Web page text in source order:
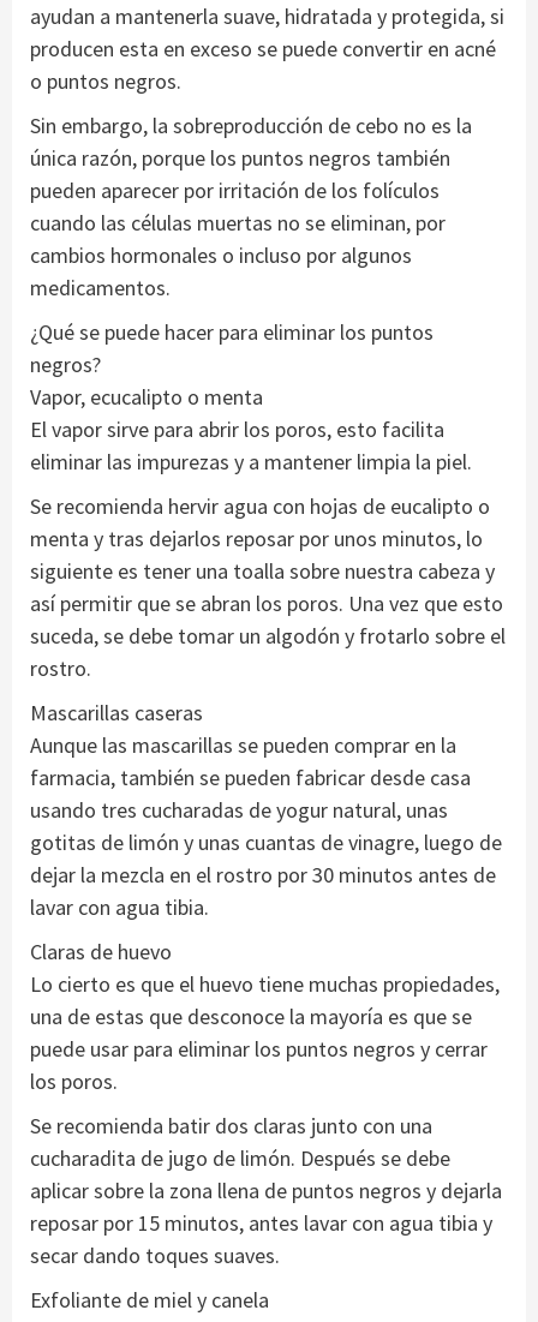
ayudan a mantenerla suave, hidratada y protegida, si
producen esta en exceso se puede convertir en acné
o puntos negros.
Sin embargo, la sobreproducción de cebo no es la
única razón, porque los puntos negros también
pueden aparecer por irritación de los folículos
cuando las células muertas no se eliminan, por
cambios hormonales o incluso por algunos
medicamentos.
¿Qué se puede hacer para eliminar los puntos
negros?
Vapor, ecucalipto o menta
El vapor sirve para abrir los poros, esto facilita
eliminar las impurezas y a mantener limpia la piel.
Se recomienda hervir agua con hojas de eucalipto o
menta y tras dejarlos reposar por unos minutos, lo
siguiente es tener una toalla sobre nuestra cabeza y
así permitir que se abran los poros. Una vez que esto
suceda, se debe tomar un algodón y frotarlo sobre el
rostro.
Mascarillas caseras
Aunque las mascarillas se pueden comprar en la
farmacia, también se pueden fabricar desde casa
usando tres cucharadas de yogur natural, unas
gotitas de limón y unas cuantas de vinagre, luego de
dejar la mezcla en el rostro por 30 minutos antes de
lavar con agua tibia.
Claras de huevo
Lo cierto es que el huevo tiene muchas propiedades,
una de estas que desconoce la mayoría es que se
puede usar para eliminar los puntos negros y cerrar
los poros.
Se recomienda batir dos claras junto con una
cucharadita de jugo de limón. Después se debe
aplicar sobre la zona llena de puntos negros y dejarla
reposar por 15 minutos, antes lavar con agua tibia y
secar dando toques suaves.
Exfoliante de miel y canela